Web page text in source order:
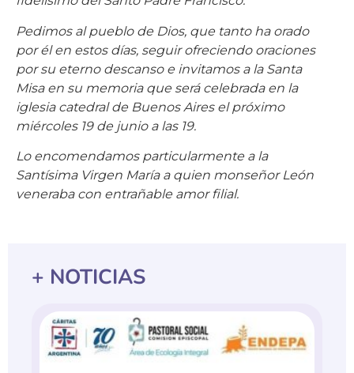
Pedimos al pueblo de Dios, que tanto ha orado
por él en estos días, seguir ofreciendo oraciones
por su eterno descanso e invitamos a la Santa
Misa en su memoria que será celebrada en la
iglesia catedral de Buenos Aires el próximo
miércoles 19 de junio a las 19.
Lo encomendamos particularmente a la
Santísima Virgen María a quien monseñor León
veneraba con entrañable amor filial.